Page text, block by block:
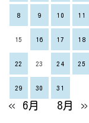
8 9 10 11
15 16 17 18
22 23 24 25
29 30 31
« 6月 8月 »